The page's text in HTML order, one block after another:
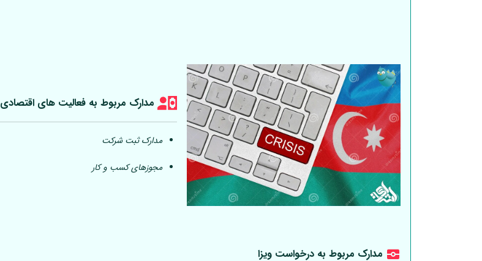
مدارک مربوط به فعالیت های اقتصادی
مدارک ثبت شرکت
مجوزهای کسب و کار
مدارک مربوط به درخواست ویزا